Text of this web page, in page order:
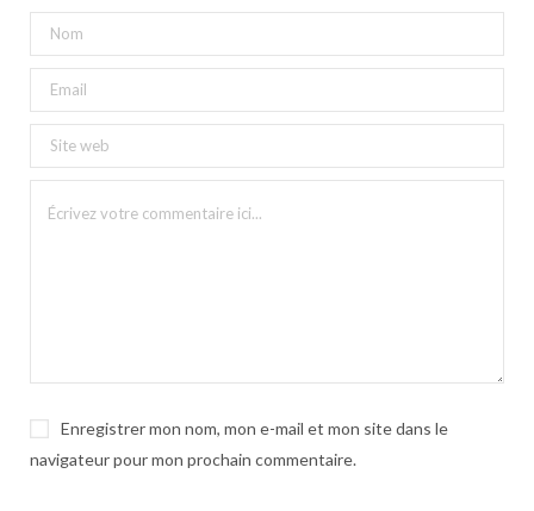
Enregistrer mon nom, mon e-mail et mon site dans le
navigateur pour mon prochain commentaire.